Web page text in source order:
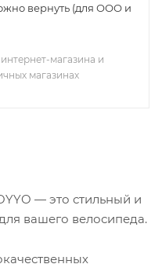
вернуть (для ООО и
магазина и
магазинах
— это стильный и
вашего велосипеда.